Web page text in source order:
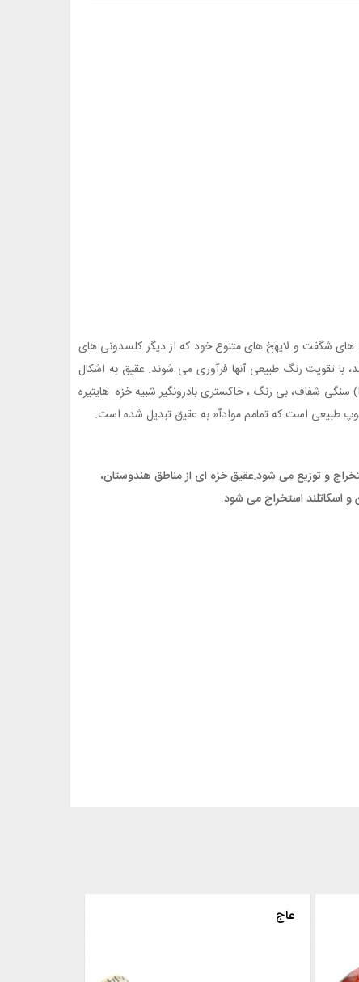
شگفت و لایهخ های متنوع خود که از دیگر کلسدونی های
با تقویت رنگ طبیعی آنها فرآوری می شوند. عقیق به اشکال
شفاف، بی رنگ ، خاکستری بادرونگیر شبیه خزه هایتیره
طبیعی است که تمامم موادآ« به عقیق تبدیل شده است.
انواع عقیق از سنگهای رسوبی اروگوئه و برزیل استخراج و توزیع می شود.عقیق خزه ای از مناطق هندوستان،
و اسکاتلند استخراج می شود.
عقیق نواردار رنگی